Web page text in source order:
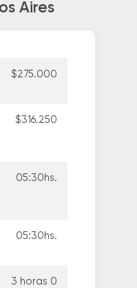
Aires
$275.000
$316.250
05:30hs.
05:30hs.
3 horas 0